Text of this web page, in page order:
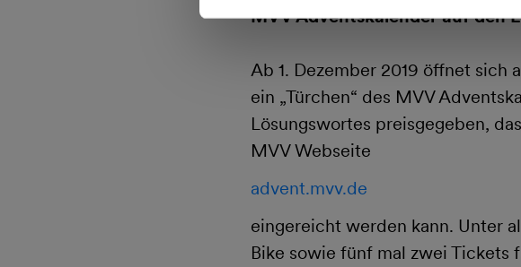
MVV Adventskalender auf den
Ab 1. Dezember 2019 öffnet sich
ein „Türchen“ des MVV
Lösungswortes preisgegeben,
MVV Webseite
advent.mvv.de
eingereicht werden kann. Unter
Bike sowie fünf mal zwei Tickets